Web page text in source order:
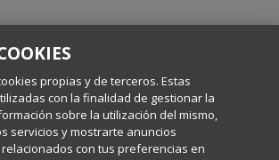
de Comunicación de Hostalia, dirigido por
Internet y Tecnología.
Política de privacidad
propias y de terceros. Estas
con la finalidad de gestionar la
sobre la utilización del mismo,
servicios y mostrarte anuncios
con tus preferencias en